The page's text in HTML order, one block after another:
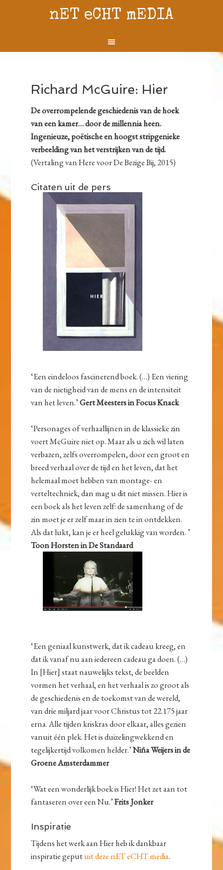
nET eCHT mEDIA
Richard McGuire: Hier
De overrompelende geschiedenis van de hoek
van een kamer… door de millennia heen.
Ingenieuze, poëtische en hoogst stripgenieke
verbeelding van het verstrijken van de tijd.
(Vertaling van Here voor De Bezige Bij, 2015)
Citaten uit de pers
‘Een eindeloos fascinerend boek. (…) Een viering
van de nietigheid van de mens en de intensiteit
van het leven.’Gert Meesters in Focus Knack
‘Personages of verhaallijnen in de klassieke zin
voert McGuire niet op. Maar als u zich wil laten
verbazen, zelfs overrompelen, door een groot en
breed verhaal over de tijd en het leven, dat het
helemaal moet hebben van montage- en
verteltechniek, dan mag u dit niet missen. Hier is
een boek als het leven zelf: de samenhang of de
zin moet je er zelf maar in zien te in ontdekken.
Als dat lukt, kan je er heel gelukkig van worden. ’
Toon Horsten in De Standaard
‘Een geniaal kunstwerk, dat ik cadeau kreeg, en
dat ik vanaf nu aan iedereen cadeau ga doen. (…)
In [Hier] staat nauwelijks tekst, de beelden
vormen het verhaal, en het verhaal is zo groot als
de geschiedenis en de toekomst van de wereld,
van drie miljard jaar voor Christus tot 22.175 jaar
erna. Alle tijden kriskras door elkaar, alles gezien
vanuit één plek. Het is duizelingwekkend en
tegelijkertijd volkomen helder.’Niña Weijers in de
Groene Amsterdammer
‘Wat een wonderlijk boek is Hier! Het zet aan tot
fantaseren over een Nu.’Frits Jonker
Inspiratie
Tijdens het werk aan Hier heb ik dankbaar
inspiratie geputuit deze nET eCHT media.